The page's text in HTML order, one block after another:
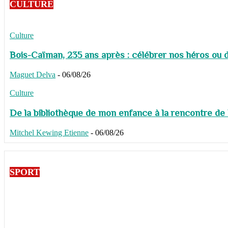
CULTURE
Culture
Bois-Caïman, 235 ans après : célébrer nos héros ou
Maguet Delva - 06/08/26
Culture
De la bibliothèque de mon enfance à la rencontre
Mitchel Kewing Etienne - 06/08/26
SPORT